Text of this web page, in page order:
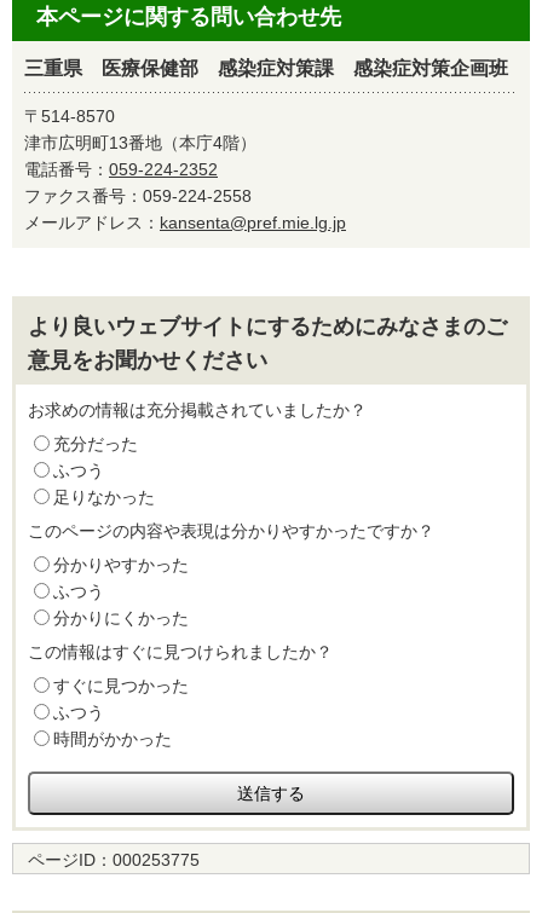
本ページに関する問い合わせ先
三重県 医療保健部 感染症対策課 感染症対策企画班
〒514-8570
津市広明町13番地（本庁4階）
電話番号： 059-224-2352
ファクス番号：059-224-2558
メールアドレス： kansenta@pref.mie.lg.jp
より良いウェブサイトにするためにみなさまのご
意見をお聞かせください
お求めの情報は充分掲載されていましたか？
充分だった
ふつう
足りなかった
このページの内容や表現は分かりやすかったですか？
分かりやすかった
ふつう
分かりにくかった
この情報はすぐに見つけられましたか？
すぐに見つかった
ふつう
時間がかかった
ページID： 000253775